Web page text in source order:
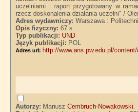
uczelniami : raport przygotowany w
rzecz doskonalenia działania uczelni" /
Adres wydawniczy:Warszawa :
Opis fizyczny:67 s.
Typ publikacji: UND
Język publikacji: POL
Adres url: http://www.ans.pw.edu.pl/
Autorzy: MariuszCembruch-Nowakowski.